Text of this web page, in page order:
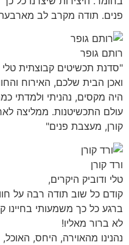
פנים. תודה מקרב לב
רותם גופר
"סדנת תכשיטים קבוצתית טלי
ואכן הבית שלכם, האירוח
היה מקסים, נהניתי ולמדתי
עולם התכשיטנות. ממליצה
קורן, מעצבת פנים"
ורד קורן
טלי ודוביק היקרים,
קודם כל שוב תודה רבה על
ברגע כל כך משמעותי בחיינו
לא ברור מאליו!
נהנינו מהאוירה, היחס,